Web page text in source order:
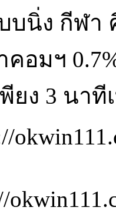
บนิ่ง กีฬ
คอมฯ
ยง 3 นา